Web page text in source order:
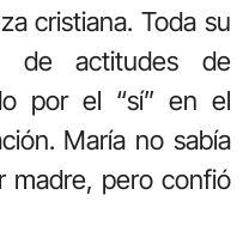
cristiana. Toda su
de actitudes de
por el “sí” en el
María no sabía
madre, pero confió